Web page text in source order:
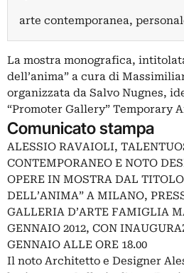
arte contemporanea,
La mostra monografica,
dell’anima” a cura di
organizzata da Salvo Nugnes,
“Promoter Gallery” Temporary
Comunicato stampa
ALESSIO RAVAIOLI,
CONTEMPORANEO E NOTO
OPERE IN MOSTRA DAL
DELL’ANIMA” A MILANO,
GALLERIA D’ARTE FAMIGLIA
GENNAIO 2012, CON
GENNAIO ALLE ORE 18.00
Il noto Architetto e Designer